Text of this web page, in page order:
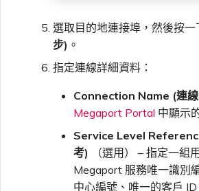
選取目的地連接埠，然後按一
步) 。
指定連線詳細資料：
Connection Name (連線
Megaport Portal 中顯示
Service Level
考) （選用） – 指定一組
Megaport 服務唯一識別
中心編號、唯一的客戶